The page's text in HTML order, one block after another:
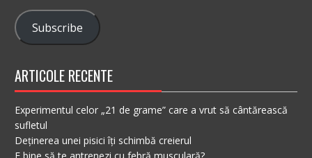
Subscribe
ARTICOLE RECENTE
Experimentul celor „21 de grame” care a vrut să cântărească
sufletul
Deținerea unei pisici îți schimbă creierul